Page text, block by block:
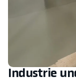
Industrie